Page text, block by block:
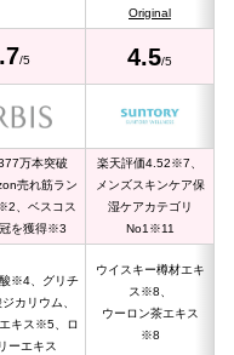
Original
/5 4.5/5
万本突破
売れ筋ラン
、ベスコス
を獲得※3
楽天評価4.52※7、
メンズスキンケア保
湿ケアカテゴリ
No1※11
※4、グリチ
カリウム、
キス※5、ロ
ーエキス
ウイスキー樽材エキ
ス※8、
ウーロン茶エキス
※8